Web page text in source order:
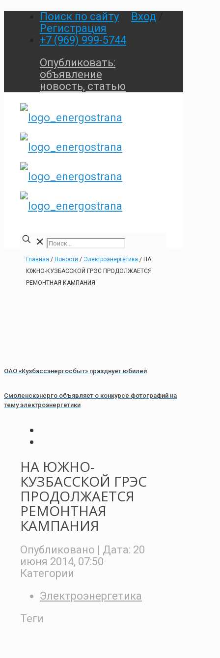
Поиск по сайту Вход
Регистрация
+7 (969) 999-5744
Опубликовать:
объявление
новость, статью
✕
Главная / Новости / Электроэнергетика / НА
ЮЖНО-КУЗБАССКОЙ ГРЭС ПРОДОЛЖАЕТСЯ
РЕМОНТНАЯ КАМПАНИЯ
ОАО «Кузбассэнергосбыт» празднует юбилей
Смоленскэнерго объявляет о конкурсе фотографий на
тему электроэнергетики
НА ЮЖНО-
КУЗБАССКОЙ ГРЭС
ПРОДОЛЖАЕТСЯ
РЕМОНТНАЯ
КАМПАНИЯ
Опубликовано | Дата: 20
июня 2014, 07:50
Категории
Электроэнергетика
Теги